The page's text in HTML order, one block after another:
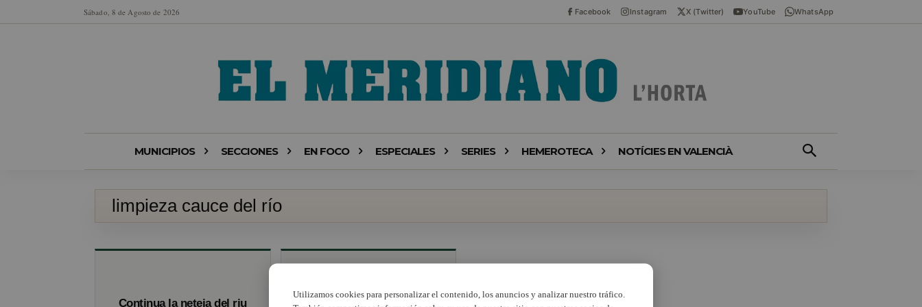
Sábado, 8 de Agosto de 2026 Facebook Instagram X (Twitter) YouTube WhatsApp
MUNICIPIOS SECCIONES EN FOCO ESPECIALES SERIES HEMEROTECA NOTÍCIES EN VALENCIÀ
limpieza cauce del río
Continua la neteja del riu
Utilizamos cookies para personalizar el contenido, los anuncios y analizar nuestro tráfico.